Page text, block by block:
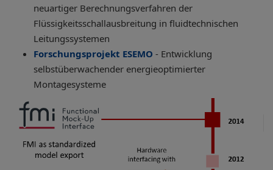
neuartiger Berechnungsverfahren der
Flüssigkeitsschallausbreitung in fluidtechnischen
Leitungssystemen
Forschungsprojekt ESEMO - Entwicklung
selbstüberwachender energieoptimierter
Montagesysteme